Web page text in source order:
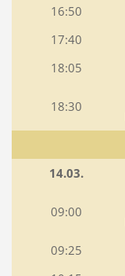
16:50
17:40
18:05
18:30
14.03.
09:00
09:25